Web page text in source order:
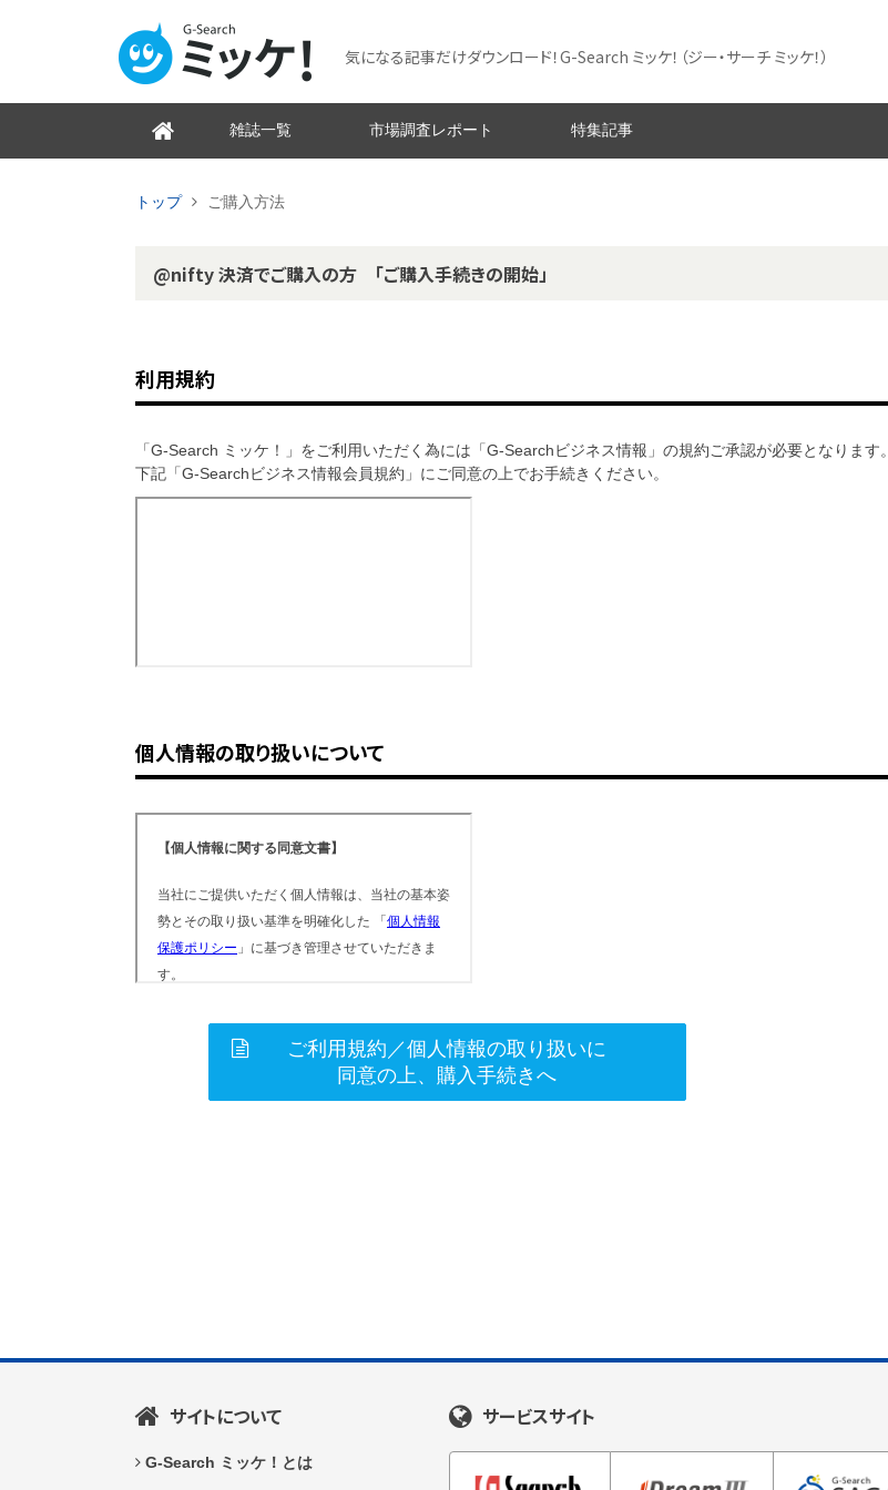
気になる記事だけダウンロード！G-Search ミッケ！ （ジー・サーチ ミッケ！）
雑誌一覧 市場調査レポート 特集記事
トップ ご購入方法
@nifty 決済でご購入の方 「ご購入手続きの開始」
利用規約
「G-Search ミッケ！」をご利用いただく為には「G-Searchビジネス情報」の規約ご承認が必要となります。
下記「G-Searchビジネス情報会員規約」にご同意の上でお手続きください。
個人情報の取り扱いについて
ご利用規約／個人情報の取り扱いに
同意の上、購入手続きへ
サイトについて
G-Search ミッケ！とは
サービスサイト